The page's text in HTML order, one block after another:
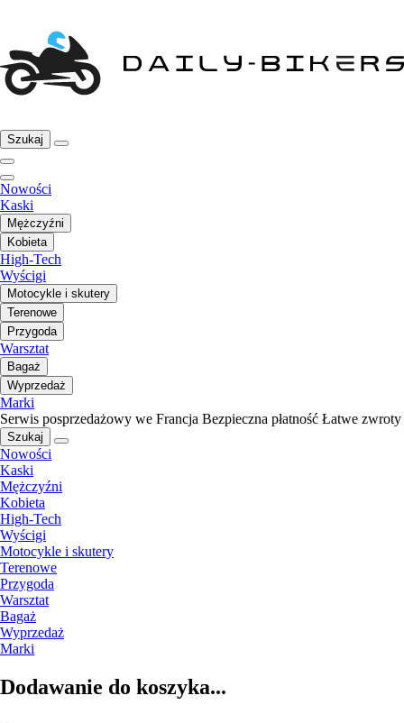
Szukaj
Nowości
Kaski
Mężczyźni
Kobieta
High-Tech
Wyścigi
Motocykle i skutery
Terenowe
Przygoda
Warsztat
Bagaż
Wyprzedaż
Marki
Serwis posprzedażowy we Francja Bezpieczna płatność Łatwe zwroty
Szukaj
Nowości
Kaski
Mężczyźni
Kobieta
High-Tech
Wyścigi
Motocykle i skutery
Terenowe
Przygoda
Warsztat
Bagaż
Wyprzedaż
Marki
Dodawanie do koszyka...